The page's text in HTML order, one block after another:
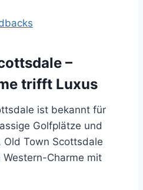
–
trifft Luxus
ist bekannt für
Golfplätze und
Old Town Scottsdale
Charme mit